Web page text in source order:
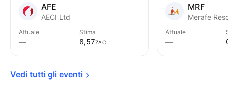
AFE
AECI Ltd
Attuale
—
Stima
8,57ZAC
MRF
Merafe
Attuale
—
Vedi tutti gli eventi